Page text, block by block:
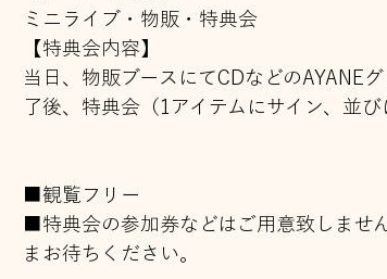
ミニライブ・物販・特典会
【特典会内容】
当日、物販ブースにてCDなどのAYANE
了後、特典会（1アイテムにサイン、並
■観覧フリー
■特典会の参加券などはご用意致しませ
まお待ちください。